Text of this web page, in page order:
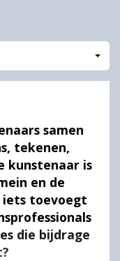
samen
tekenen,
kunstenaar is
en de
iets toevoegt
die bijdrage